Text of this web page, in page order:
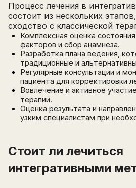
Процесс лечения в
состоит из нескольких
сходство с классической
Комплексная оценка
факторов и сбор анамнеза.
Разработка плана ведения,
традиционные и
Регулярные консультации и
пациента для корректировки
Вовлечение и активное
терапии.
Оценка результата и
узким специалистам при
Стоит ли лечиться
интегративными